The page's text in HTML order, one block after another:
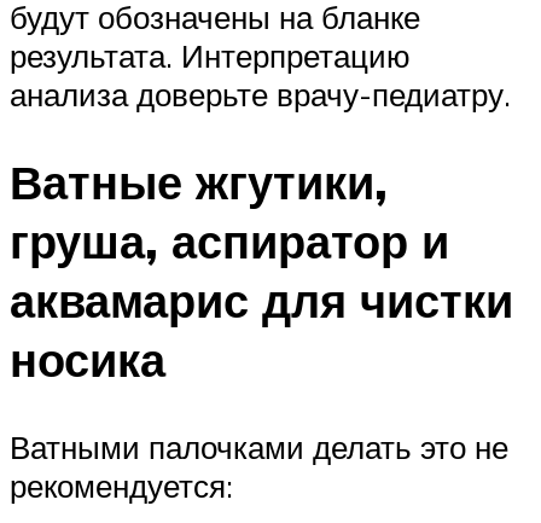
будут обозначены на бланке
результата. Интерпретацию
анализа доверьте врачу-педиатру.
Ватные жгутики,
груша, аспиратор и
аквамарис для чистки
носика
Ватными палочками делать это не
рекомендуется: